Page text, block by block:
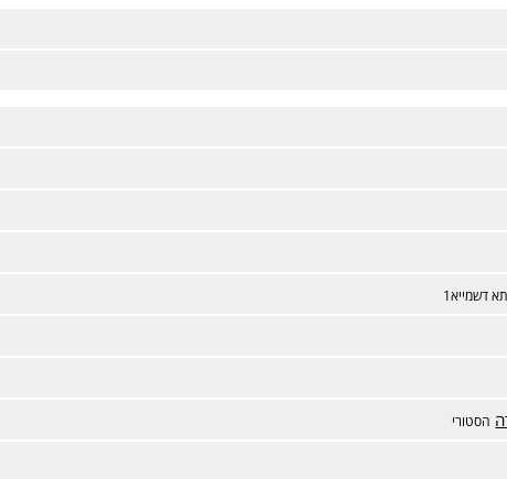
דשמייא1
הסטורי